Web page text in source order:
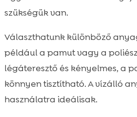
szükségük van.
Választhatunk különböző
például a pamut vagy a
légáteresztő és kényelmes, a
könnyen tisztítható. A vízálló
használatra ideálisak.